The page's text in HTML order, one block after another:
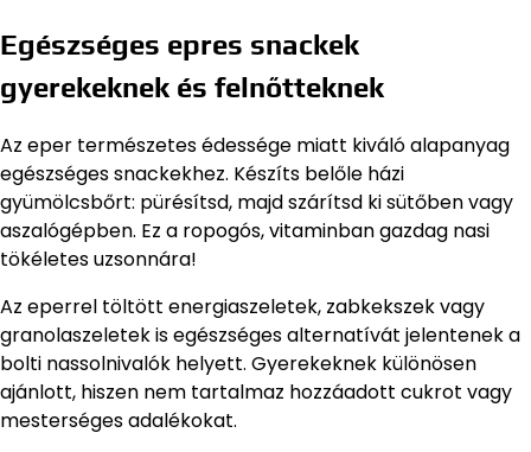
Egészséges epres snackek
gyerekeknek és felnőtteknek
Az eper természetes édessége miatt kiváló alapanyag
egészséges snackekhez. Készíts belőle házi
gyümölcsbőrt: pürésítsd, majd szárítsd ki sütőben vagy
aszalógépben. Ez a ropogós, vitaminban gazdag nasi
tökéletes uzsonnára!
Az eperrel töltött energiaszeletek, zabkekszek vagy
granolaszeletek is egészséges alternatívát jelentenek a
bolti nassolnivalók helyett. Gyerekeknek különösen
ajánlott, hiszen nem tartalmaz hozzáadott cukrot vagy
mesterséges adalékokat.